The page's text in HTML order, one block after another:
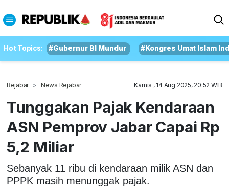
Hot Topics: #Gubernur BI Mundur #Kongres Umat Islam
Rejabar News Rejabar Kamis , 14 Aug 2025, 20:52 WIB
Tunggakan Pajak Kendaraan
ASN Pemprov Jabar Capai Rp
5,2 Miliar
Sebanyak 11 ribu di kendaraan milik ASN dan
PPPK masih menunggak pajak.